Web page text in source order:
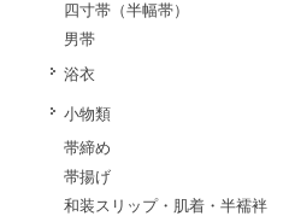
四寸帯（半幅帯）
男帯
浴衣
小物類
帯締め
帯揚げ
和装スリップ・肌着・半襦袢